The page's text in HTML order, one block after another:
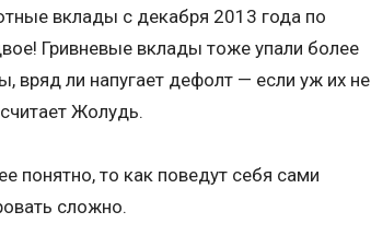
вклады с декабря 2013 года по
Гривневые вклады тоже упали более
вряд ли напугает дефолт — если уж их не
Жолудь.
понятно, то как поведут себя сами
сложно.